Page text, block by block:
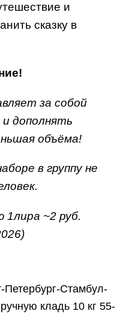
и
сказку в
!
за собой
дополнять
объёма!
в группу не
1лира ~2 руб.
Петербург-Стамбул-
кладь 10 кг 55-